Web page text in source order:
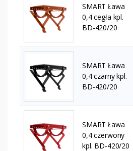
SMART Ława
0,4 cegła kpl.
BD-420/20
SMART Ława
0,4 czarny kpl.
BD-420/20
SMART Ława
0,4 czerwony
kpl. BD-420/20